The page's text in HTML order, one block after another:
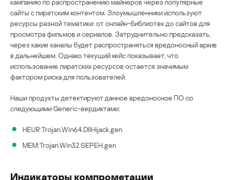
сайты с пиратским контентом. Злоумышленники используют
ресурсы разной тематики: от онлайн-библиотек до сайтов для
просмотра фильмов и сериалов. Затруднительно предсказать,
через какие каналы будет распространяться вредоносный архив
в дальнейшем. Однако текущий кейс показывает, что
использование пиратских ресурсов остается значимым
фактором риска для пользователей.
Наши продукты детектируют данное вредоносное ПО со
следующими Generic-вердиктами:
HEUR:Trojan.Win64.DllHijack.gen
MEM:Trojan.Win32.SEPEH.gen
Индикаторы компрометации